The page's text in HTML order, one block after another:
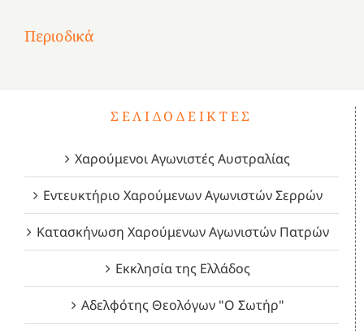
Περιοδικά
1821
Δεκέμβριος
2023!
Μάιος
2023!
Μάρτιος
2023!
ΣΕΛΙΔΟΔΕΊΚΤΕΣ
Χαρούμενοι Αγωνιστές Αυστραλίας
Εντευκτήριο Χαρούμενων Αγωνιστών Σερρών
Κατασκήνωση Χαρούμενων Αγωνιστών Πατρών
Εκκλησία της Ελλάδος
Αδελφότης Θεολόγων "Ο Σωτήρ"